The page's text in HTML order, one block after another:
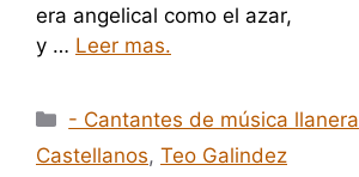
era angelical como el azar,
y … Leer mas.
Categorías
- Cantantes de música llanera
Castellanos, Teo Galindez